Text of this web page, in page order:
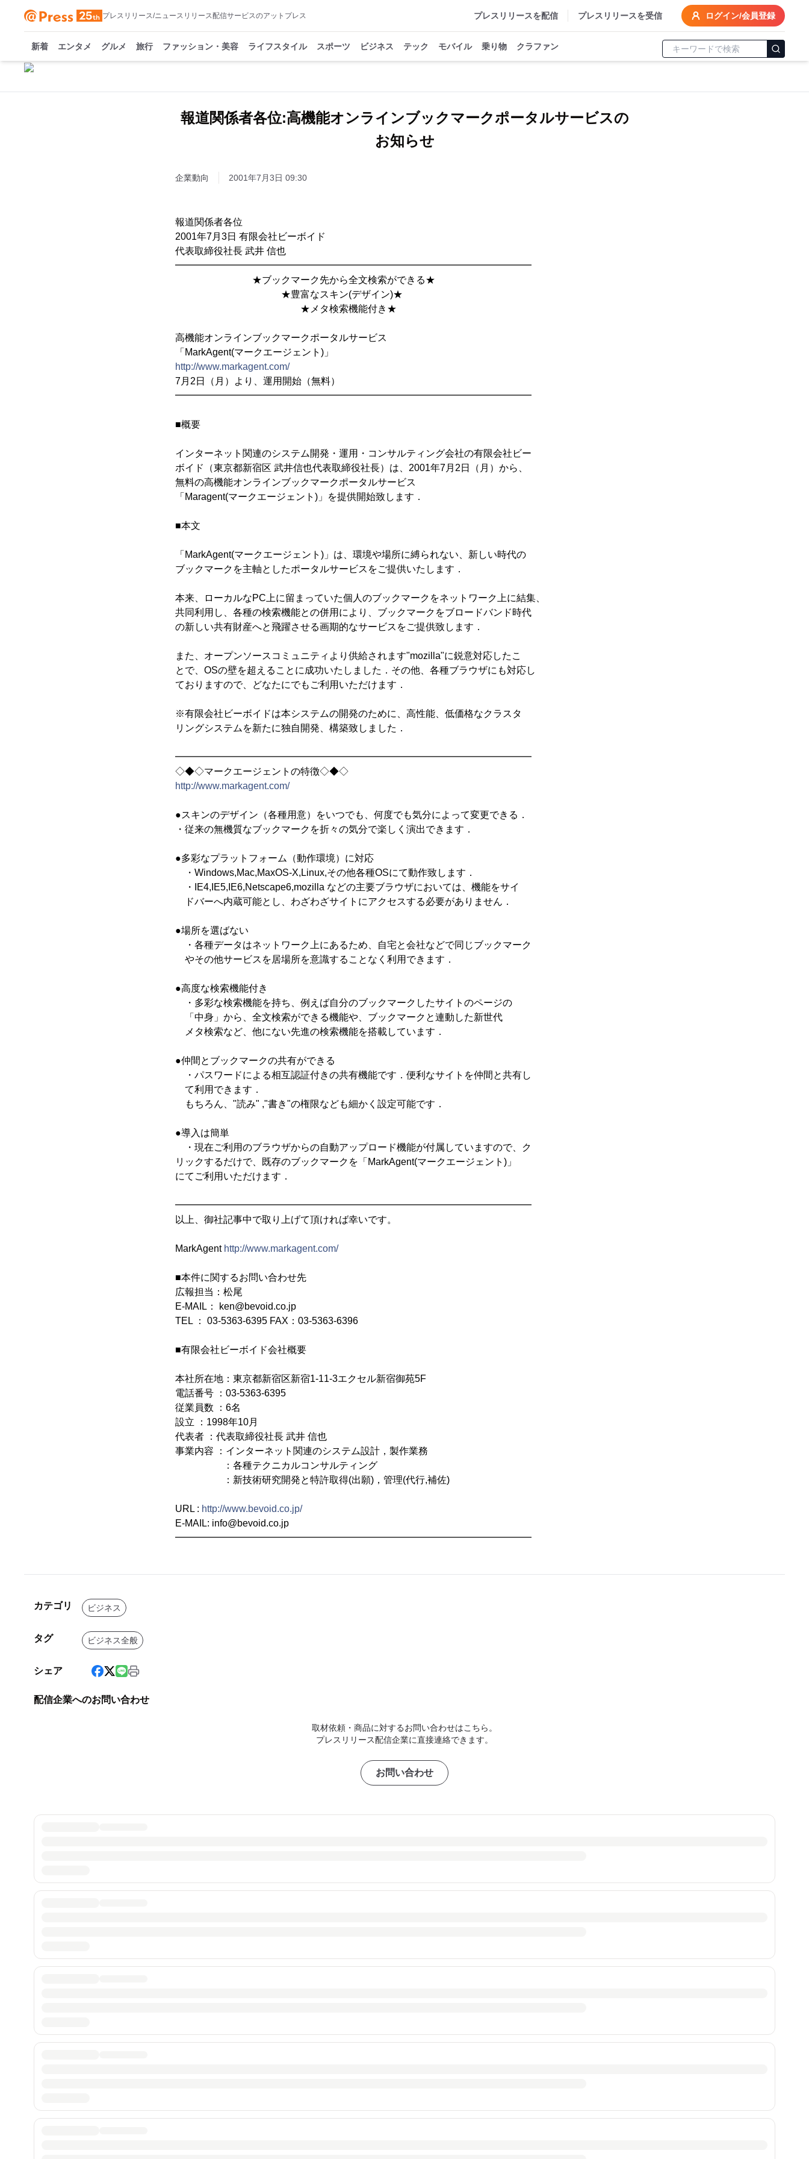
プレスリリース/ニュースリリース配信サービスのアットプレス プレスリリースを配信 プレスリリースを受信 ログイン/会員登録
新着 エンタメ グルメ 旅行 ファッション・美容 ライフスタイル スポーツ ビジネス テック モバイル 乗り物 クラファン
報道関係者各位:高機能オンラインブックマークポータルサービスの
お知らせ
企業動向 2001年7月3日 09:30
報道関係者各位
2001年7月3日 有限会社ビーボイド
代表取締役社長 武井 信也
━━━━━━━━━━━━━━━━━━━━━━━━━━━━━━━━━━━━━
★ブックマーク先から全文検索ができる★
★豊富なスキン(デザイン)★
★メタ検索機能付き★
高機能オンラインブックマークポータルサービス
「MarkAgent(マークエージェント)」
http://www.markagent.com/
7月2日（月）より、運用開始（無料）
━━━━━━━━━━━━━━━━━━━━━━━━━━━━━━━━━━━━━
■概要
インターネット関連のシステム開発・運用・コンサルティング会社の有限会社ビー
ボイド（東京都新宿区 武井信也代表取締役社長）は、2001年7月2日（月）から、
無料の高機能オンラインブックマークポータルサービス
「Maragent(マークエージェント)」を提供開始致します．
■本文
「MarkAgent(マークエージェント)」は、環境や場所に縛られない、新しい時代の
ブックマークを主軸としたポータルサービスをご提供いたします．
本来、ローカルなPC上に留まっていた個人のブックマークをネットワーク上に結集、
共同利用し、各種の検索機能との併用により、ブックマークをブロードバンド時代
の新しい共有財産へと飛躍させる画期的なサービスをご提供致します．
また、オープンソースコミュニティより供給されます"mozilla"に鋭意対応したこ
とで、OSの壁を超えることに成功いたしました．その他、各種ブラウザにも対応し
ておりますので、どなたにでもご利用いただけます．
※有限会社ビーボイドは本システムの開発のために、高性能、低価格なクラスタ
リングシステムを新たに独自開発、構築致しました．
━━━━━━━━━━━━━━━━━━━━━━━━━━━━━━━━━━━━━
◇◆◇マークエージェントの特徴◇◆◇
http://www.markagent.com/
●スキンのデザイン（各種用意）をいつでも、何度でも気分によって変更できる．
・従来の無機質なブックマークを折々の気分で楽しく演出できます．
●多彩なプラットフォーム（動作環境）に対応
・Windows,Mac,MaxOS-X,Linux,その他各種OSにて動作致します．
・IE4,IE5,IE6,Netscape6,mozilla などの主要ブラウザにおいては、機能をサイ
ドバーへ内蔵可能とし、わざわざサイトにアクセスする必要がありません．
●場所を選ばない
・各種データはネットワーク上にあるため、自宅と会社などで同じブックマーク
やその他サービスを居場所を意識することなく利用できます．
●高度な検索機能付き
・多彩な検索機能を持ち、例えば自分のブックマークしたサイトのページの
「中身」から、全文検索ができる機能や、ブックマークと連動した新世代
メタ検索など、他にない先進の検索機能を搭載しています．
●仲間とブックマークの共有ができる
・パスワードによる相互認証付きの共有機能です．便利なサイトを仲間と共有し
て利用できます．
もちろん、"読み" ,"書き"の権限なども細かく設定可能です．
●導入は簡単
・現在ご利用のブラウザからの自動アップロード機能が付属していますので、ク
リックするだけで、既存のブックマークを「MarkAgent(マークエージェント)」
にてご利用いただけます．
━━━━━━━━━━━━━━━━━━━━━━━━━━━━━━━━━━━━━
以上、御社記事中で取り上げて頂ければ幸いです。
MarkAgent http://www.markagent.com/
■本件に関するお問い合わせ先
広報担当：松尾
E-MAIL： ken@bevoid.co.jp
TEL ： 03-5363-6395 FAX：03-5363-6396
■有限会社ビーボイド会社概要
本社所在地：東京都新宿区新宿1-11-3エクセル新宿御苑5F
電話番号 ：03-5363-6395
従業員数 ：6名
設立 ：1998年10月
代表者 ：代表取締役社長 武井 信也
事業内容 ：インターネット関連のシステム設計，製作業務
：各種テクニカルコンサルティング
：新技術研究開発と特許取得(出願)，管理(代行,補佐)
URL : http://www.bevoid.co.jp/
E-MAIL: info@bevoid.co.jp
━━━━━━━━━━━━━━━━━━━━━━━━━━━━━━━━━━━━━
カテゴリ ビジネス
タグ ビジネス全般
シェア
配信企業へのお問い合わせ
取材依頼・商品に対するお問い合わせはこちら。
プレスリリース配信企業に直接連絡できます。
お問い合わせ